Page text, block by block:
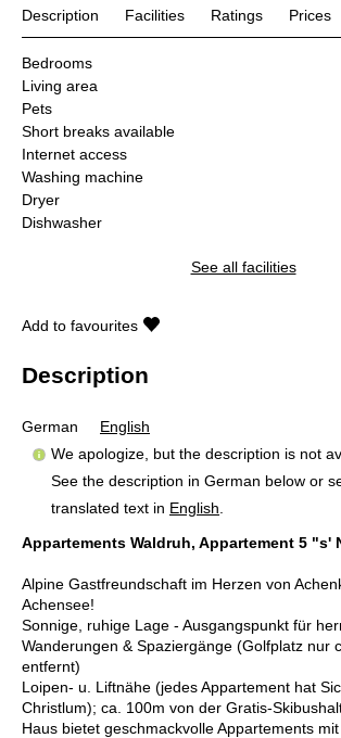
Description Facilities Ratings Prices
Bedrooms
Living area
Pets
Short breaks available
Internet access
Washing machine
Dryer
Dishwasher
See all facilities
Add to favourites
Description
German
English
We apologize, but the description is not
See the description in German below or
translated text in English
Appartements Waldruh, Appartement 5 "s'
Alpine Gastfreundschaft im Herzen von
Achensee!
Sonnige, ruhige Lage - Ausgangspunkt für
Wanderungen & Spaziergänge (Golfplatz nur
entfernt)
Loipen- u. Liftnähe (jedes Appartement hat
Christlum); ca. 100m von der Gratis-
Haus bietet geschmackvolle Appartements